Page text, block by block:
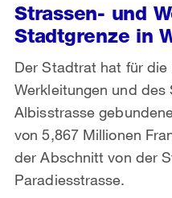
Strassen- und
Stadtgrenze in
Der Stadtrat hat für die
Werkleitungen und
Albisstrasse
von 5,867 Millionen
der Abschnitt von der
Paradiesstrasse.